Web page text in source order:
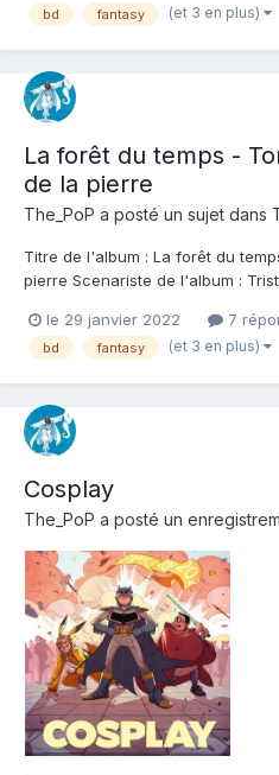
après pages, je me fais happer,
bd fantasy (et 3 en plus)
La forêt du temps -
de la pierre
The_PoP a posté un sujet dans
Titre de l'album : La forêt du
pierre Scenariste de l'album :
Editeur de l'album : Le Lombard
coeur d'un village hors...
le 29 janvier 2022 7
bd fantasy (et 3 en plus)
Cosplay
The_PoP a posté un